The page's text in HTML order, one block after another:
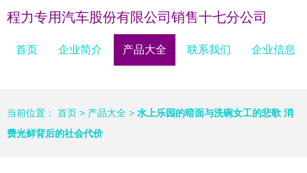
程力专用汽车股份有限公司销售十七分公司
首页 企业简介 产品大全 联系我们 企业信息
当前位置： 首页 > 产品大全 > 水上乐园的暗面与洗碗女工的悲歌 消
费光鲜背后的社会代价